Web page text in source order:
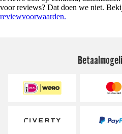
voor reviews? Dat doen we niet.
reviewvoorwaarden.